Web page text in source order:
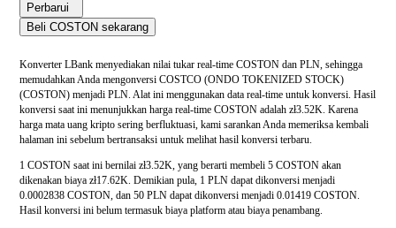
Perbarui
Beli COSTON sekarang
Konverter LBank menyediakan nilai tukar real-time COSTON dan PLN, sehingga
memudahkan Anda mengonversi COSTCO (ONDO TOKENIZED STOCK)
(COSTON) menjadi PLN. Alat ini menggunakan data real-time untuk konversi. Hasil
konversi saat ini menunjukkan harga real-time COSTON adalah zł3.52K. Karena
harga mata uang kripto sering berfluktuasi, kami sarankan Anda memeriksa kembali
halaman ini sebelum bertransaksi untuk melihat hasil konversi terbaru.
1 COSTON saat ini bernilai zł3.52K, yang berarti membeli 5 COSTON akan
dikenakan biaya zł17.62K. Demikian pula, 1 PLN dapat dikonversi menjadi
0.0002838 COSTON, dan 50 PLN dapat dikonversi menjadi 0.01419 COSTON.
Hasil konversi ini belum termasuk biaya platform atau biaya penambang.